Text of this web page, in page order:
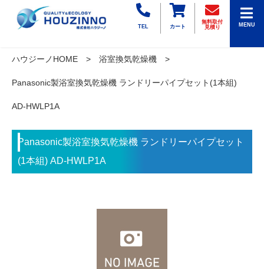
TEL カート
無料取付
見積り
MENU
ハウジーノHOME 浴室換気乾燥機
Panasonic製浴室換気乾燥機 ランドリーパイプセット(1本組)
AD-HWLP1A
Panasonic製浴室換気乾燥機 ランドリーパイプセット
(1本組) AD-HWLP1A